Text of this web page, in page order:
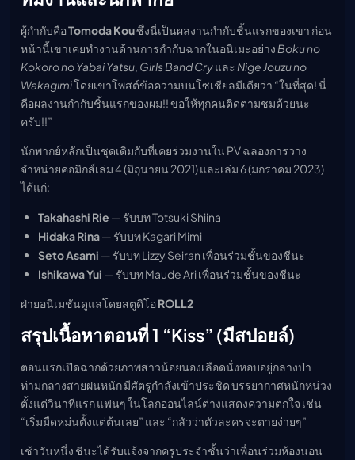
ผู้กำกับคือTomoda Kouซึ่งนี่เป็นผลงานกำกับชิ้นแรกของเขา ก่อน
หน้านี้เขาเคยทำงานด้านการกำกับฉากในอนิเมะอย่าง Boku no
Kokoro no Yabai Yatsu, Girls Band Cryและ Nige Jouzu no
Wakagimiโดยเขาโพสต์ข้อความบนโซเชียลมีเดียว่า “ในที่สุด! นี่
คือผลงานกำกับชิ้นแรกของผม!! ขอให้ทุกคนติดตามชมด้วยนะ
ครับ!!”
นักพากย์หลักเป็นชุดเดิมกับที่เคยร่วมงานใน PV ฉลองการวาง
จำหน่ายคอมิกส์เล่ม 4 (มิถุนายน 2021) และเล่ม 6 (มกราคม 2023)
ได้แก่:
Takahashi Rie — รับบท Totsuki Shiina
Hidaka Rina— รับบท Kagari Mimi
Seto Asami — รับบท Lizzy Seiran เพื่อนร่วมชั้นของชีนะ
Ishikawa Yui — รับบท Maude Ari เพื่อนร่วมชั้นของชีนะ
ฝ่ายอนิเมชันดูแลโดยสตูดิโอROLL2
สรุปเนื้อหาตอนที่ 1 “Kiss” (มีสปอยล์)
ตอนแรกเปิดฉากด้วยภาพสาวน้อยนองเลือดนั่งหอบอยู่กลางป่า
ท่ามกลางสายฝนหนัก มีศัตรูกำลังเข้าประชิด บรรยากาศหนักหน่วง
ตั้งแต่วินาทีแรก แฟนๆ ในโลกออนไลน์ต่างแสดงความตกใจ เช่น
“เริ่มมืดหม่นตั้งแต่ต้นเลย” และ “กลัวว่าตัวละครจะตายง่ายๆ”
เช้าวันหนึ่ง ชีนะได้รับแจ้งจากครูประจำชั้นว่าเพื่อนร่วมห้องนอน